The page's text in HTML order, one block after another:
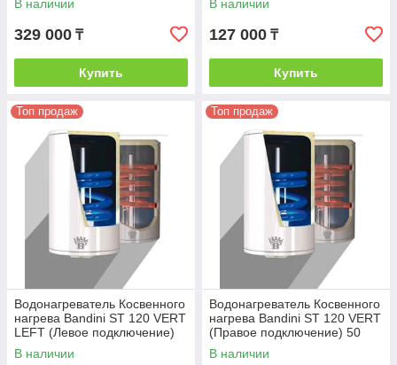
В наличии
329 000 ₸
Купить
В наличии
127 000 ₸
Купить
Топ продаж
Водонагреватель Косвенного
нагрева Bandini ST 120 VERT
LEFT (Левое подключение)
80
В наличии
Топ продаж
Водонагреватель Косвенного
нагрева Bandini ST 120 VERT
(Правое подключение) 50
В наличии